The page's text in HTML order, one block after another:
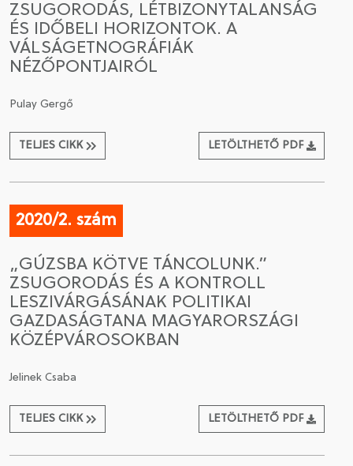
ZSUGORODÁS, LÉTBIZONYTALANSÁG
ÉS IDŐBELI HORIZONTOK. A
VÁLSÁGETNOGRÁFIÁK
NÉZŐPONTJAIRÓL
Pulay Gergő
TELJES CIKK LETÖLTHETŐ PDF
2020/2. szám
„GÚZSBA KÖTVE TÁNCOLUNK.”
ZSUGORODÁS ÉS A KONTROLL
LESZIVÁRGÁSÁNAK POLITIKAI
GAZDASÁGTANA MAGYARORSZÁGI
KÖZÉPVÁROSOKBAN
Jelinek Csaba
TELJES CIKK LETÖLTHETŐ PDF